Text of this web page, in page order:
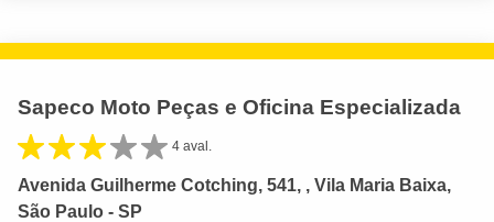
Sapeco Moto Peças e Oficina Especializada
4 aval.
Avenida Guilherme Cotching, 541, , Vila Maria Baixa,
São Paulo - SP